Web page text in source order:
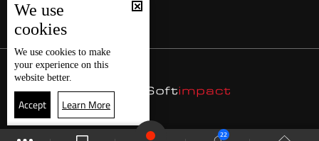
22
We use
cookies
We use cookies to make
your experience on this
website better.
Accept Learn More